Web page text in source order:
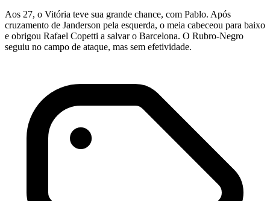
Aos 27, o Vitória teve sua grande chance, com Pablo. Após
cruzamento de Janderson pela esquerda, o meia cabeceou para baixo
e obrigou Rafael Copetti a salvar o Barcelona. O Rubro-Negro
seguiu no campo de ataque, mas sem efetividade.